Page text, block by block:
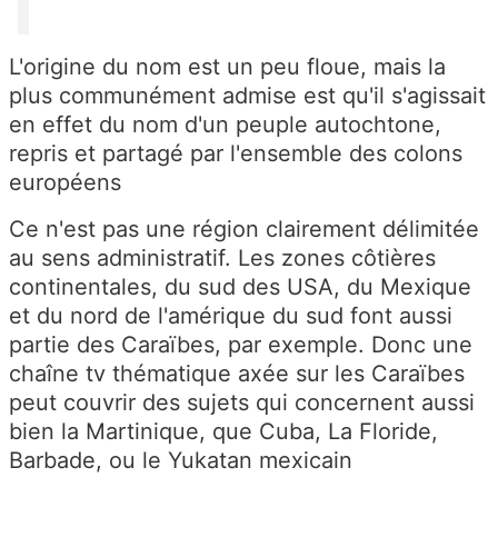
L'origine du nom est un peu floue, mais la
plus communément admise est qu'il s'agissait
en effet du nom d'un peuple autochtone,
repris et partagé par l'ensemble des colons
européens
Ce n'est pas une région clairement délimitée
au sens administratif. Les zones côtières
continentales, du sud des USA, du Mexique
et du nord de l'amérique du sud font aussi
partie des Caraïbes, par exemple. Donc une
chaîne tv thématique axée sur les Caraïbes
peut couvrir des sujets qui concernent aussi
bien la Martinique, que Cuba, La Floride,
Barbade, ou le Yukatan mexicain